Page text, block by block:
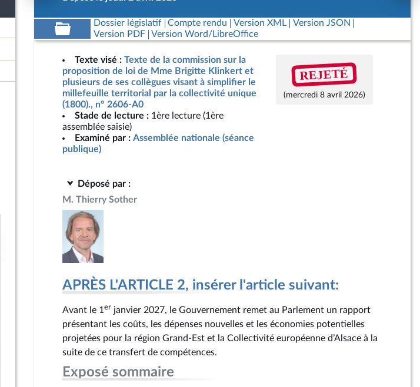
Dossier législatif Compte rendu Version XML
Version JSON
Version PDF
Version Word/LibreOffice
Texte visé : Texte de la commission sur la
proposition de loi de Mme Brigitte Klinkert et
plusieurs de ses collègues visant à simplifier le
millefeuille territorial par la collectivité unique
(1800)., n° 2606-A0
Stade de lecture : 1ère lecture (1ère
assemblée saisie)
Examiné par : Assemblée nationale (séance
publique)
REJETÉ
(mercredi 8 avril 2026)
Déposé par :
M. Thierry Sother
APRÈS L'ARTICLE 2, insérer l'article suivant:
Avant le 1 er janvier 2027, le Gouvernement remet au Parlement un rapport
présentant les coûts, les dépenses nouvelles et les économies potentielles
projetées pour la région Grand-Est et la Collectivité européenne d’Alsace à la
suite de ce transfert de compétences.
Exposé sommaire